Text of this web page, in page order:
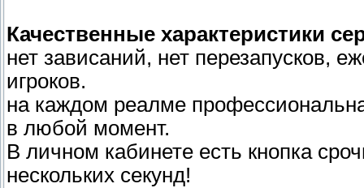
Качественные характеристики
нет зависаний, нет перезапусков,
игроков.
на каждом реалме
в любой момент.
В личном кабинете есть кнопка
нескольких секунд!